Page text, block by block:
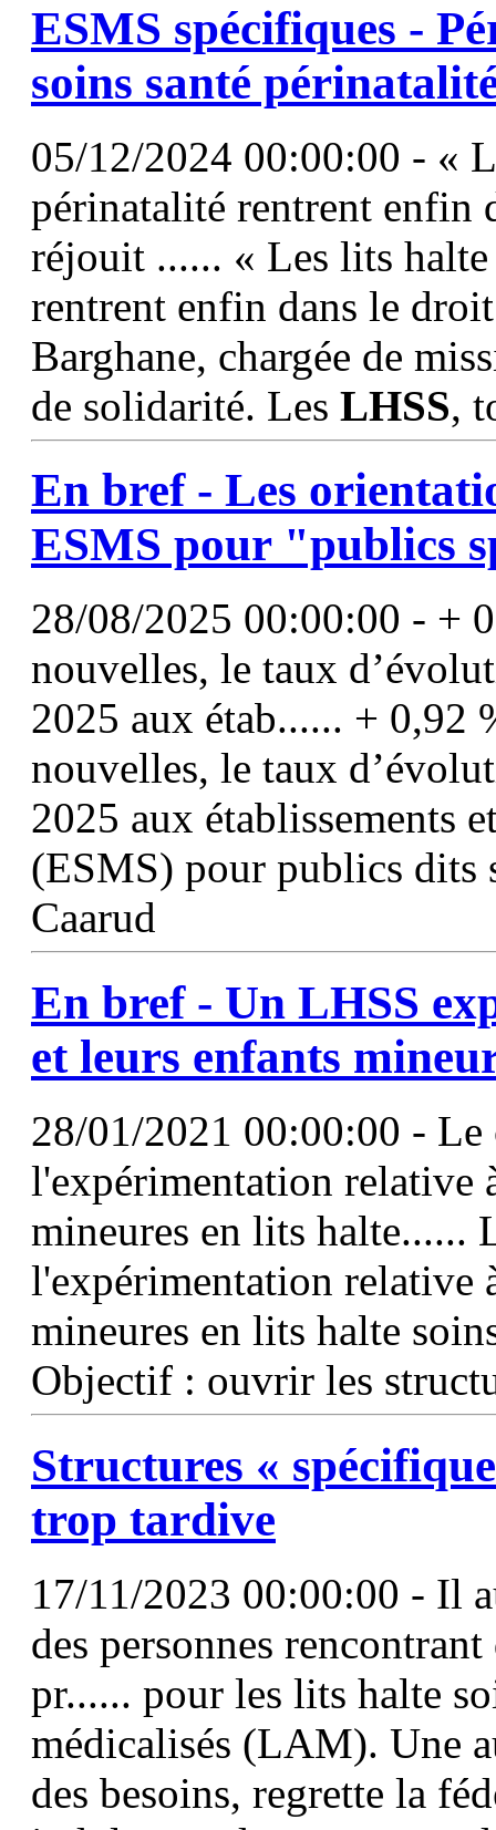
ESMS spécifiques -
soins santé
05/12/2024 00:00:00 - «
périnatalité rentrent enfin
réjouit ...... « Les lits halte
rentrent enfin dans le
Barghane, chargée de
de solidarité. Les LHSS,
En bref - Les
ESMS pour "publics
28/08/2025 00:00:00 - +
nouvelles, le taux
2025 aux étab...... + 0,92
nouvelles, le taux
2025 aux établissements
(ESMS) pour publics
Caarud
En bref - Un LHSS
et leurs enfants
28/01/2021 00:00:00 - Le
l'expérimentation relative
mineures en lits halte......
l'expérimentation relative
mineures en lits halte
Objectif : ouvrir les
Structures «
trop tardive
17/11/2023 00:00:00 - Il
des personnes
pr...... pour les lits halte
médicalisés (LAM). Une
des besoins, regrette la